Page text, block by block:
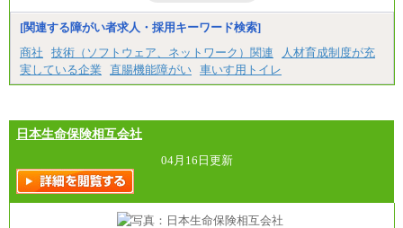
みなし残業手当：20,000円（一律支給）※みなし
残業手当の残業時間は10.43時間。
間に応じて、時間外手当等を支給。
エリアサポート職 月給188,000円
■（株）JTBグローバルマーケティング＆トラベル
訪日事業職 月給202,000～227,000円＋地域間調整
給
※詳細はJTBキャリアサイトよりご確認ください。
■(株)JTBビジネストランスフォーム
[関連する障がい者求人・採用キーワード検索]
商社
技術（ソフトウェア、ネットワーク）関連
人材育成制度が充
実している企業
直腸機能障がい 車いす用トイレ
日本生命保険相互会社
04月16日更新